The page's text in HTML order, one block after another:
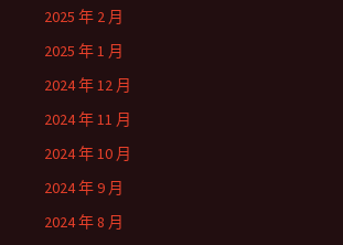
2025 年 2 月
2025 年 1 月
2024 年 12 月
2024 年 11 月
2024 年 10 月
2024 年 9 月
2024 年 8 月